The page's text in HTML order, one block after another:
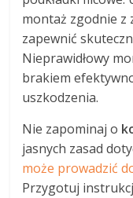
montaż zgodnie z
zapewnić
Nieprawidłowy
brakiem
uszkodzenia.
Nie zapominaj o
jasnych zasad
może prowadzić
Przygotuj